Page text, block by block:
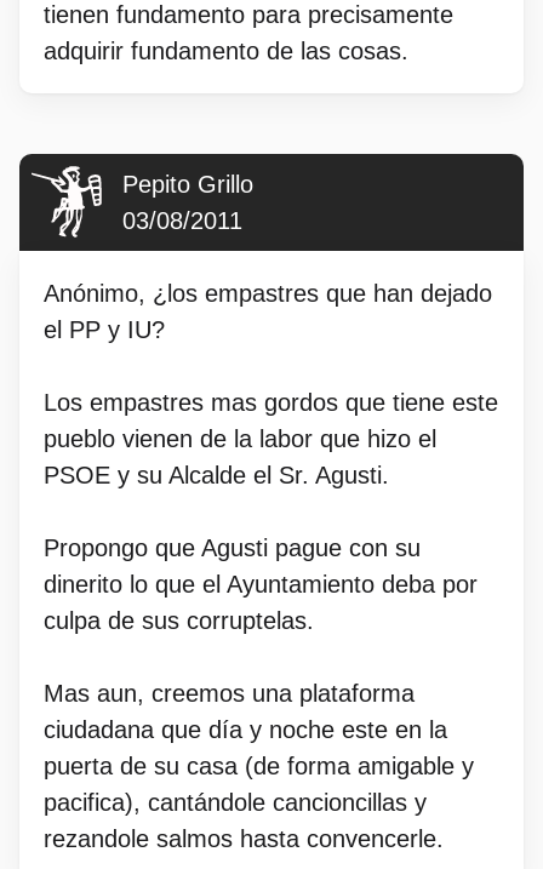
tienen fundamento para precisamente
adquirir fundamento de las cosas.
Pepito Grillo
03/08/2011
Anónimo, ¿los empastres que han dejado
el PP y IU?
Los empastres mas gordos que tiene este
pueblo vienen de la labor que hizo el
PSOE y su Alcalde el Sr. Agusti.
Propongo que Agusti pague con su
dinerito lo que el Ayuntamiento deba por
culpa de sus corruptelas.
Mas aun, creemos una plataforma
ciudadana que día y noche este en la
puerta de su casa (de forma amigable y
pacifica), cantándole cancioncillas y
rezandole salmos hasta convencerle.